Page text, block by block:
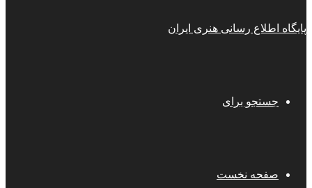
پایگاه اطلاع رسانی هنری ایران
جستجو برای
صفحه نخست